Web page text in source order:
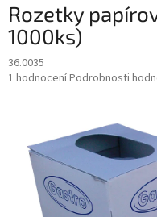
Rozetky
1000ks)
36.0035
Průměrné
hvězdiček.
1 hodnoceníPodrobnosti